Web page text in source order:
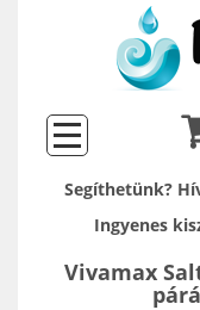
Segíthetünk?
Ingyenes
Vivamax